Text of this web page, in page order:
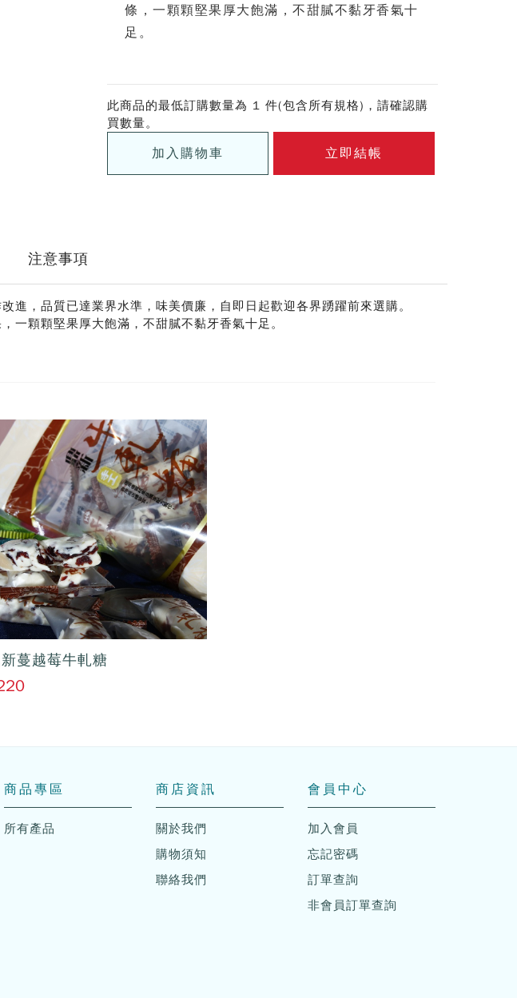
條，一顆顆堅果厚大飽滿，不甜膩不黏牙香氣十
足。
此商品的最低訂購數量為 1 件(包含所有規格)，請確認購
買數量。
加入購物車 立即結帳
注意事項
進，品質已達業界水準，味美價廉，自即日起歡迎各界踴躍前來選購。
一顆顆堅果厚大飽滿，不甜膩不黏牙香氣十足。
蔓越莓牛軋糖
商品專區
所有產品
商店資訊
關於我們
購物須知
聯絡我們
會員中心
加入會員
忘記密碼
訂單查詢
非會員訂單查詢